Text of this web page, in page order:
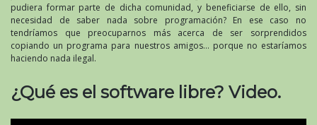
pudiera formar parte de dicha comunidad, y beneficiarse de ello, sin
necesidad de saber nada sobre programación? En ese caso no
tendríamos que preocuparnos más acerca de ser sorprendidos
copiando un programa para nuestros amigos… porque no estaríamos
haciendo nada ilegal.
¿Qué es el software libre? Video.